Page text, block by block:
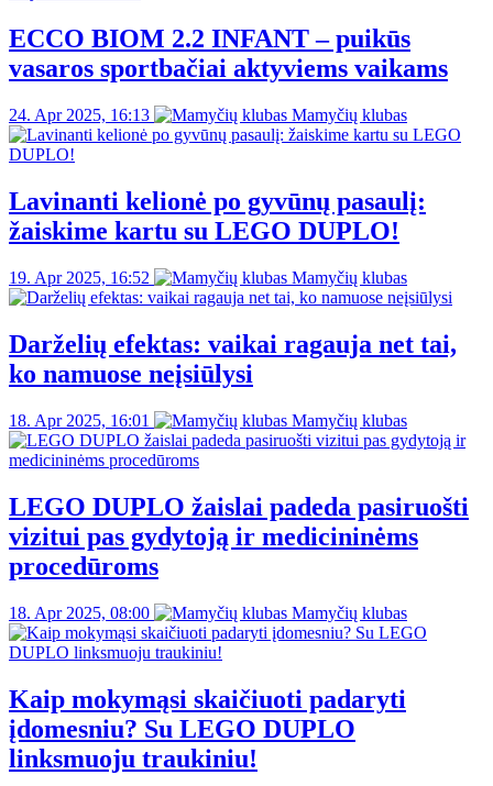
ECCO BIOM 2.2 INFANT – puikūs
vasaros sportbačiai aktyviems vaikams
24. Apr 2025, 16:13 Mamyčių klubas
Lavinanti kelionė po gyvūnų pasaulį:
žaiskime kartu su LEGO DUPLO!
19. Apr 2025, 16:52 Mamyčių klubas
Darželių efektas: vaikai ragauja net tai,
ko namuose neįsiūlysi
18. Apr 2025, 16:01 Mamyčių klubas
LEGO DUPLO žaislai padeda pasiruošti
vizitui pas gydytoją ir medicininėms
procedūroms
18. Apr 2025, 08:00 Mamyčių klubas
Kaip mokymąsi skaičiuoti padaryti
įdomesniu? Su LEGO DUPLO
linksmuoju traukiniu!